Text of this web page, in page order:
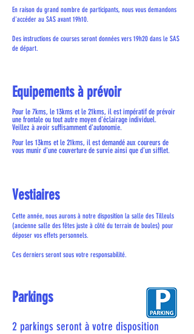
En raison du grand nombre de participants, nous vous demandons
d'accéder au SAS avant 19h10.
Des instructions de courses seront données vers 19h20 dans le SAS
de départ.
Equipements à prévoir
Pour le 7kms, le 13kms et le 21kms, il est impératif de prévoir
une frontale ou tout autre moyen d'éclairage individuel.
Veillez à avoir suffisamment d'autonomie.
Pour les 13kms et le 21kms, il est demandé aux coureurs de
vous munir d'une couverture de survie ainsi que d'un sifflet.
Vestiaires
Cette année, nous aurons à notre disposition la salle des Tilleuls
(ancienne salle des fêtes juste à côté du terrain de boules) pour
déposer vos effets personnels.
Ces derniers seront sous votre responsabilité.
Parkings
2 parkings seront à votre disposition